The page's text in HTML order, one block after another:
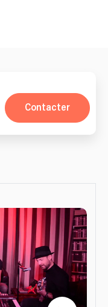
Contacter